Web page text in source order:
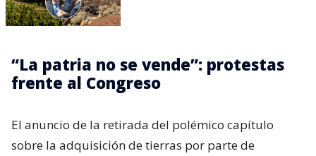
“La patria no se vende”: protestas
frente al Congreso
El anuncio de la retirada del polémico capítulo
sobre la adquisición de tierras por parte de